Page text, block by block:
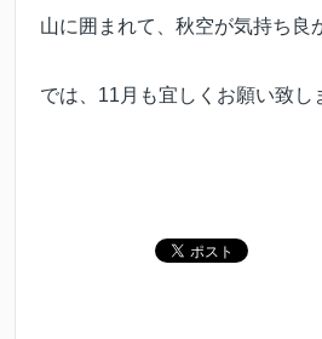
山に囲まれて、秋空が気持ち良
では、11月も宜しくお願い致し